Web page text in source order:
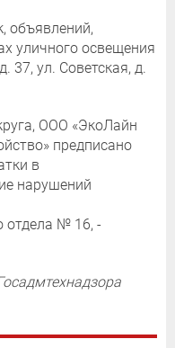
объявлений,
уличного освещения
37, ул. Советская, д.
ООО «ЭкоЛайн
предписано
в
нарушений
отдела № 16, -